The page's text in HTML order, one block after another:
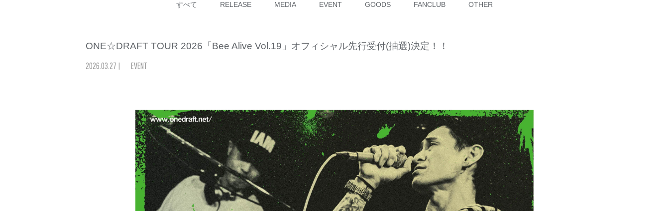
すべて RELEASE MEDIA EVENT GOODS FANCLUB OTHER
ONE☆DRAFT TOUR 2026「Bee Alive Vol.19」オフィシャル先行受付(抽選)決定！！
202603 27 | EVENT